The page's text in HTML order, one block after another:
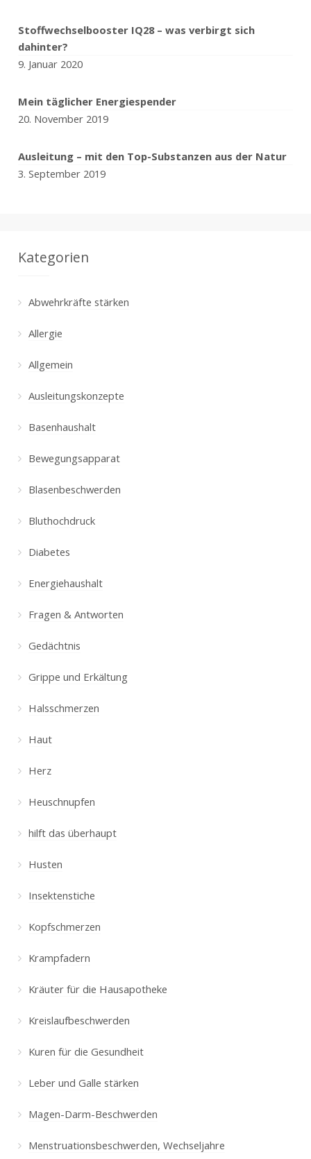
Stoffwechselbooster IQ28 – was verbirgt sich
dahinter?
9. Januar 2020
Mein täglicher Energiespender
20. November 2019
Ausleitung – mit den Top-Substanzen aus der Natur
3. September 2019
Kategorien
Abwehrkräfte stärken
Allergie
Allgemein
Ausleitungskonzepte
Basenhaushalt
Bewegungsapparat
Blasenbeschwerden
Bluthochdruck
Diabetes
Energiehaushalt
Fragen & Antworten
Gedächtnis
Grippe und Erkältung
Halsschmerzen
Haut
Herz
Heuschnupfen
hilft das überhaupt
Husten
Insektenstiche
Kopfschmerzen
Krampfadern
Kräuter für die Hausapotheke
Kreislaufbeschwerden
Kuren für die Gesundheit
Leber und Galle stärken
Magen-Darm-Beschwerden
Menstruationsbeschwerden, Wechseljahre